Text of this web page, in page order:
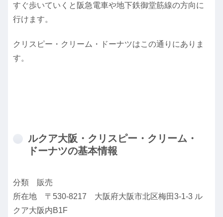
すぐ歩いていくと阪急電車や地下鉄御堂筋線の方向に
行けます。
クリスピー・クリーム・ドーナツはこの通りにありま
す。
ルクア大阪・クリスピー・クリーム・
ドーナツの基本情報
分類 販売
所在地 〒530-8217 大阪府大阪市北区梅田3-1-3 ル
クア大阪内B1F